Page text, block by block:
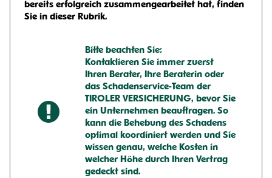
bereits erfolgreich zusammengearbeitet hat, finden
Sie in dieser Rubrik.
Bitte beachten Sie:
Kontaktieren Sie immer zuerst
Ihren Berater, Ihre Beraterin oder
das Schadenservice-Team der
TIROLER VERSICHERUNG, bevor Sie
ein Unternehmen beauftragen. So
kann die Behebung des Schadens
optimal koordiniert werden und Sie
wissen genau, welche Kosten in
welcher Höhe durch Ihren Vertrag
gedeckt sind.